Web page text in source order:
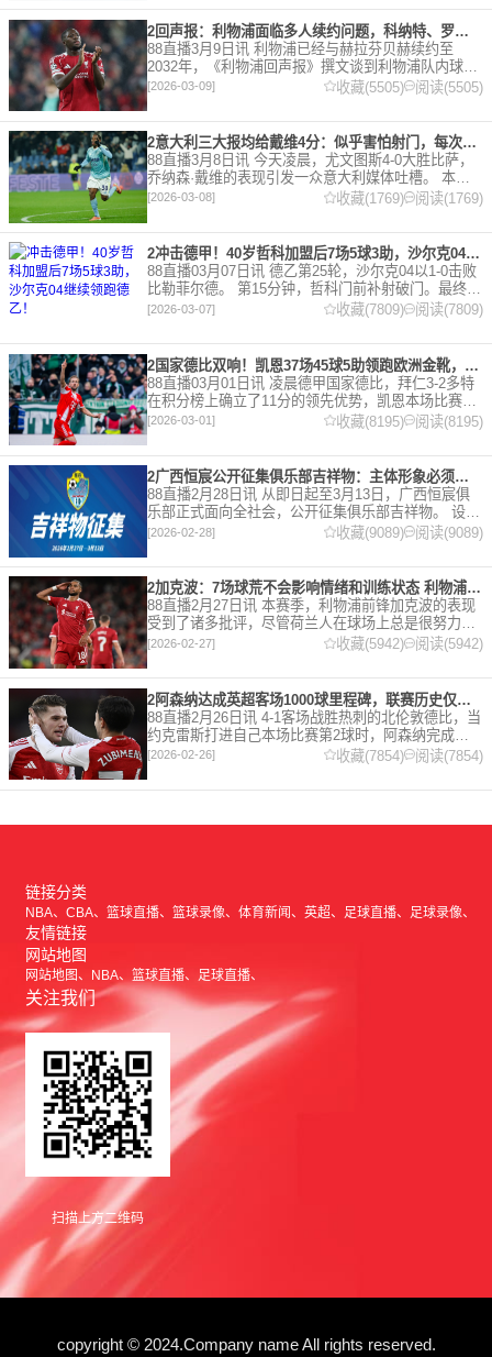
2回声报：利物浦面临多人续约问题，科纳特、罗伯逊合同今夏到期
88直播3月9日讯 利物浦已经与赫拉芬贝赫续约至
2032年，《利物浦回声报》撰文谈到利物浦队内球员
的合同情况，文章表示，利物浦多位球员面临合同问
题。 对于利物浦来说，科纳特的合同将在本赛季末到
期，俱乐
[2026-03-09] 收藏(5505) 阅读(5505)
2意大利三大报均给戴维4分：似乎害怕射门，每次触球球迷都叹息
88直播3月8日讯 今天凌晨，尤文图斯4-0大胜比萨，
乔纳森·戴维的表现引发一众意大利媒体吐槽。 本场
比赛，戴维半场就被换下，赛后，《米兰体育报》、
《罗马体育报》和《都灵体育报》三大报都给戴维打
出4分
[2026-03-08] 收藏(1769) 阅读(1769)
2冲击德甲！40岁哲科加盟后7场5球3助，沙尔克04继续领跑德乙！
88直播03月07日讯 德乙第25轮，沙尔克04以1-0击败
比勒菲尔德。 第15分钟，哲科门前补射破门。最终凭
借哲科的进球沙尔克04成功拿到3分，继续领跑德
[2026-03-07] 收藏(7809) 阅读(7809)
2国家德比双响！凯恩37场45球5助领跑欧洲金靴，32岁保持赛季全勤
88直播03月01日讯 凌晨德甲国家德比，拜仁3-2多特
在积分榜上确立了11分的领先优势，凯恩本场比赛上
演双响。 本赛季32岁的凯恩仍然保持着超高的效率，
在到目前为止保持全勤，出战37场比赛，狂轰45
[2026-03-01] 收藏(8195) 阅读(8195)
2广西恒宸公开征集俱乐部吉祥物：主体形象必须为龙
88直播2月28日讯 从即日起至3月13日，广西恒宸俱
乐部正式面向全社会，公开征集俱乐部吉祥物。 设计
要求 1. 主体形象：必须为龙。龙，是中华民族的精神
[2026-02-28] 收藏(9089) 阅读(9089)
2加克波：7场球荒不会影响情绪和训练状态 利物浦如今已不容有失
88直播2月27日讯 本赛季，利物浦前锋加克波的表现
受到了诸多批评，尽管荷兰人在球场上总是很努力。
在接受天空体育采访时，他谈论了诸多话题。 关于球
队对赛季目前情况的看法 这是一个很好的问题。这个
赛季并
[2026-02-27] 收藏(5942) 阅读(5942)
2阿森纳达成英超客场1000球里程碑，联赛历史仅次于曼联的1063球
88直播2月26日讯 4-1客场战胜热刺的北伦敦德比，当
约克雷斯打进自己本场比赛第2球时，阿森纳完成了
一项了不起的成就，枪手成为英超历史第2支在客场
打进1000球的球队，仅次于曼联的1063球。阿森纳
[2026-02-26] 收藏(7854) 阅读(7854)
链接分类
NBA CBA 篮球直播 篮球录像 体育新闻 英超 足球直播 足球录像
友情链接
网站地图
网站地图 NBA 篮球直播 足球直播
关注我们
扫描上方二维码
copyright © 2024.Company name All rights reserved.